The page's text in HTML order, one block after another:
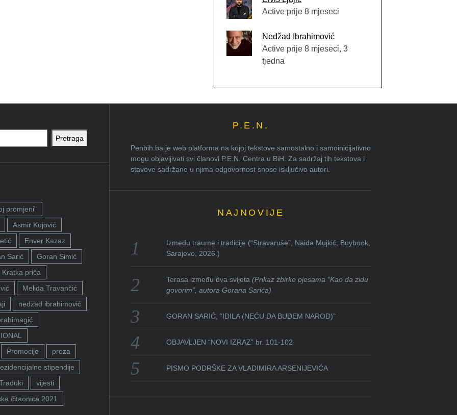
Active prije 8 mjeseci
Nedžad Ibrahimović
Active prije 8 mjeseci, 3
tjedna
Pretraga
promjeni"
Asmir Kujović
Enver Kazaz
Sarić
Goran Simić
Kratka priča
Melida Travančić
nedžad ibrahimović
Promocije
proza
stipendije
vijesti
čitaonica 2021
P.E.N.
Penbih.ba je web platforma na kojoj tekstove samostalno i samoinicijativno
mogu objavljivati svi članovi P.E.N. Centra u BiH. Za sadržaj tih tekstova i
stavove sadržane u njima odgovornost snose isključivo autori.
NAJNOVIJE
Između traume i tradicije (“Stravaruše”, Naida Mujkić, Buybook,
Sarajevo, 2026.)
Terasa između dva svijeta(Prikaz zbirke pjesama “Kao da zidu
govorim”, autora Gorana Sarića)
GORAN SARIĆ, “IDILA (NEĆU DA BUDEM NAROD)”
OBJAVLJEN “NOVI IZRAZ” br. 101-102
PISMO PODRŠKE ZA VLADIMIRA ARSENIJEVIĆA